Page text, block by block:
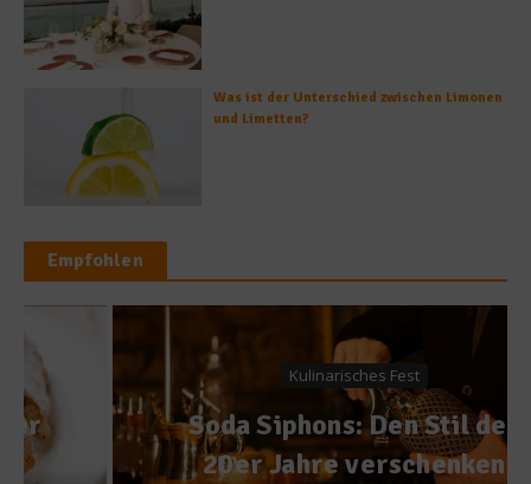
Was ist der Unterschied zwischen Limonen
und Limetten?
Empfohlen
Kulinarisches Fest
Soda Siphons: Den Stil der
20er Jahre verschenken